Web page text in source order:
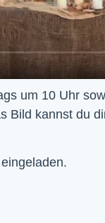
Bild kannst du